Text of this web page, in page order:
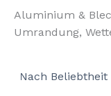
Aluminium &
Umrandung,